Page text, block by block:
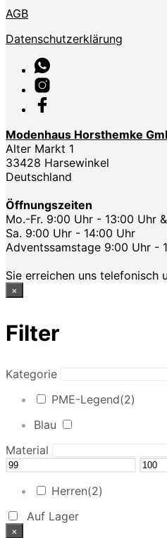
AGB
Datenschutzerklärung
Modenhaus Horsthemke
Alter Markt 1
33428 Harsewinkel
Deutschland
Öffnungszeiten
Mo.-Fr. 9:00 Uhr - 13:00 Uhr
Sa. 9:00 Uhr - 14:00 Uhr
Adventssamstage 9:00 Uhr -
Sie erreichen uns telefonisch
×
Filter
Kategorie
PME-Legend(2)
Blau
Material
Herren(2)
Auf Lager
×